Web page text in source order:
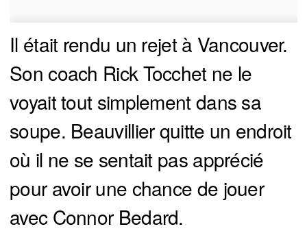
Il était rendu un rejet à Vancouver.
Son coach Rick Tocchet ne le
voyait tout simplement dans sa
soupe. Beauvillier quitte un endroit
où il ne se sentait pas apprécié
pour avoir une chance de jouer
avec Connor Bedard.